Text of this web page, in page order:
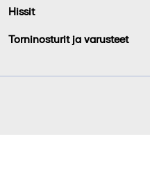
Hissit
Torninosturit ja varusteet